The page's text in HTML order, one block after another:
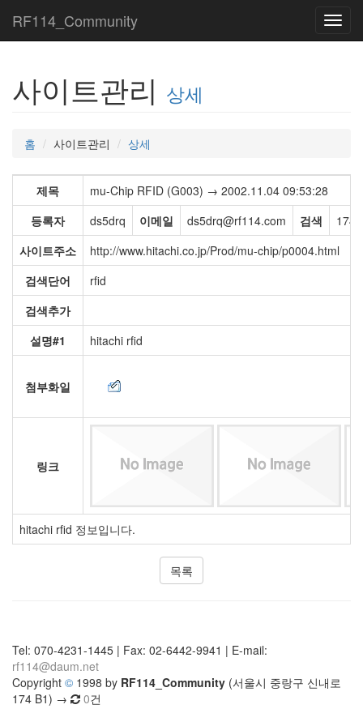
RF114_Community
사이트관리 상세
홈 사이트관리 상세
제목
mu-Chip RFID (G003) → 2002.11.04 09:53:28
등록자
ds5drq 이메일 ds5drq@rf114.com 검색
사이트주소
http://www.hitachi.co.jp/Prod/mu-chip/p0004.html
검색단어
rfid
검색추가
설명#1
hitachi rfid
첨부화일
링크
hitachi rfid 정보입니다.
목록
Tel: 070-4231-1445 | Fax: 02-6442-9941 | E-mail:
rf114@daum.net
Copyright © 1998 by RF114_Community (서울시 중랑구 신내로
174 B1) →
0건